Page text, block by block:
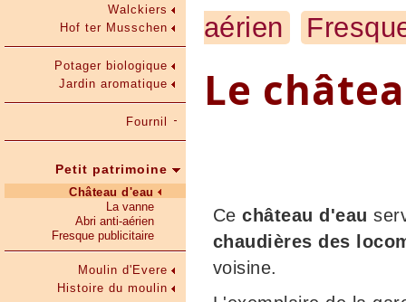
Walckiers
Hof ter Musschen
Potager biologique
Jardin aromatique
Fournil
Petit patrimoine
Château d'eau
La vanne
Abri anti-aérien
Fresque publicitaire
Moulin d'Evere
Histoire du moulin
aérien
Le
Ce château d'eau
chaudières des
voisine.